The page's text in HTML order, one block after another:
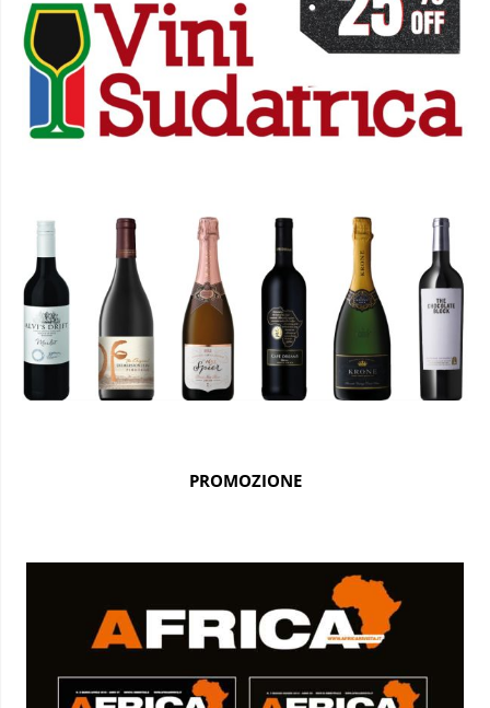
PROMOZIONE